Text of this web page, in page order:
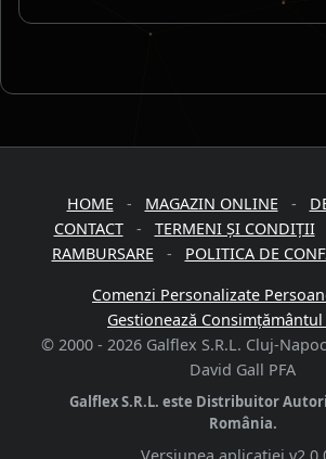
HOME- MAGAZIN ONLINE-
CONTACT- TERMENI ȘI CONDIȚII
RAMBURSARE- POLITICA DE
Comenzi Personalizate
Gestionează
© 2000 - 2026 Galflex S.R.L. Cluj-
David Gall PFA
Galflex S.R.L. este Distribuitor
România.